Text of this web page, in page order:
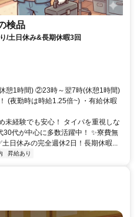
検品
/土日休み&長期休暇3回
憩1時間) ②23時～翌7時(休憩1時間)
(夜勤時は時給1.25倍~) ・有給休暇
経験でも安心！ タイパを重視しな
30代が中心に多数活躍中！ ✨寮費無
日休みの完全週休2日！長期休暇...
昇給あり